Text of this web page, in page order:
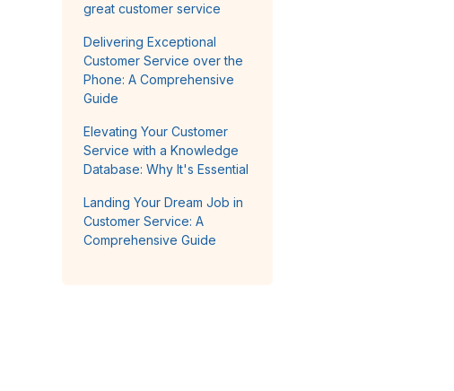
great customer service
Delivering Exceptional
Customer Service over the
Phone: A Comprehensive
Guide
Elevating Your Customer
Service with a Knowledge
Database: Why It's Essential
Landing Your Dream Job in
Customer Service: A
Comprehensive Guide